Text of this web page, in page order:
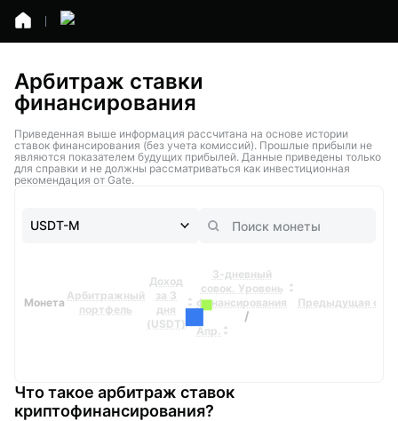
Арбитраж ставки
финансирования
Приведенная выше информация рассчитана на основе истории
ставок финансирования (без учета комиссий). Прошлые прибыли не
являются показателем будущих прибылей. Данные приведены только
для справки и не должны рассматриваться как инвестиционная
рекомендация от Gate.
USDT-M
Монета
Арбитражный
портфель
Доход
за 3
дня
(USDT)
3-дневный
совок. Уровень
финансирования
/
Апр.
Предыдущая
Что такое арбитраж ставок
криптофинансирования?